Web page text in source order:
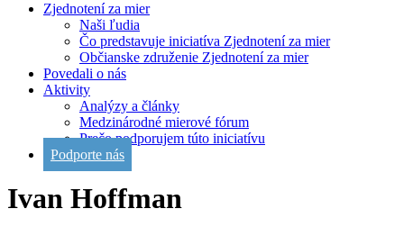
Zjednotení za mier
Naši ľudia
Čo predstavuje iniciatíva Zjednotení za mier
Občianske združenie Zjednotení za mier
Povedali o nás
Aktivity
Analýzy a články
Medzinárodné mierové fórum
Prečo podporujem túto iniciatívu
Podporte nás
Ivan Hoffman